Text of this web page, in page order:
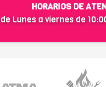
HORARIOS DE
de Lunes a viernes de